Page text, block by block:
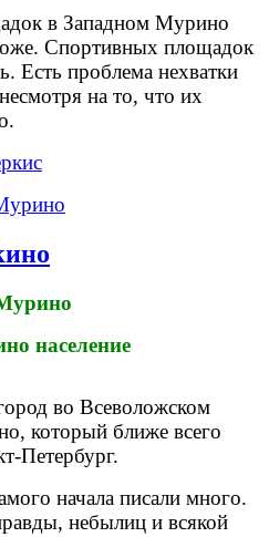
в Западном Мурино
Спортивных площадок
Есть проблема нехватки
на то, что их
во Всеволожском
который ближе всего
Петербург.
начала писали много.
небылиц и всякой